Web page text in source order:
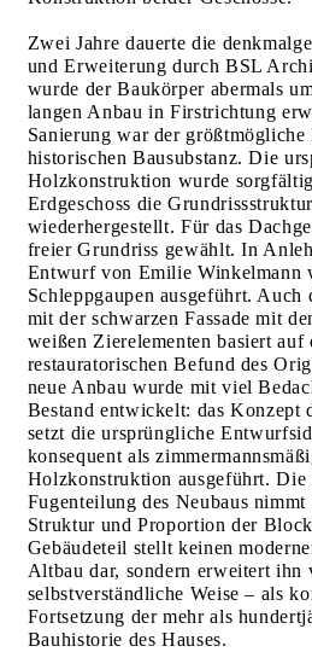
Zwei Jahre dauerte die
und Erweiterung durch BSL
wurde der Baukörper abermals
langen Anbau in Firstrichtung
Sanierung war der größtmögliche
historischen Bausubstanz. Die
Holzkonstruktion wurde
Erdgeschoss die
wiederhergestellt. Für das
freier Grundriss gewählt. In
Entwurf von Emilie Winkelmann
Schleppgaupen ausgeführt. Auch
mit der schwarzen Fassade mit
weißen Zierelementen basiert auf
restauratorischen Befund des
neue Anbau wurde mit viel
Bestand entwickelt: das Konzept
setzt die ursprüngliche
konsequent als
Holzkonstruktion ausgeführt. Die
Fugenteilung des Neubaus
Struktur und Proportion der
Gebäudeteil stellt keinen
Altbau dar, sondern erweitert ihn
selbstverständliche Weise – als
Fortsetzung der mehr als
Bauhistorie des Hauses.